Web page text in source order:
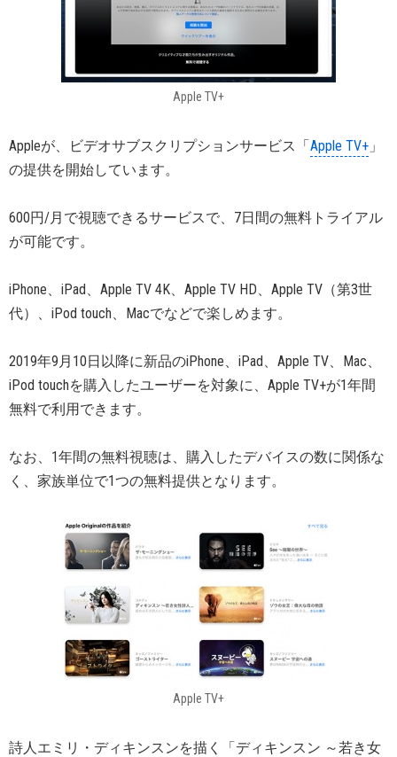
Apple TV+
Appleが、ビデオサブスクリプションサービス「Apple TV+ 」
の提供を開始しています。
600円/月で視聴できるサービスで、7日間の無料トライアル
が可能です。
iPhone、iPad、Apple TV 4K、Apple TV HD、Apple TV（第3世
代）、iPod touch、Macでなどで楽しめます。
2019年9月10日以降に新品のiPhone、iPad、Apple TV、Mac、
iPod touchを購入したユーザーを対象に、Apple TV+が1年間
無料で利用できます。
なお、1年間の無料視聴は、購入したデバイスの数に関係な
く、家族単位で1つの無料提供となります。
Apple TV+
詩人エミリ・ディキンスンを描く「ディキンスン ～若き女